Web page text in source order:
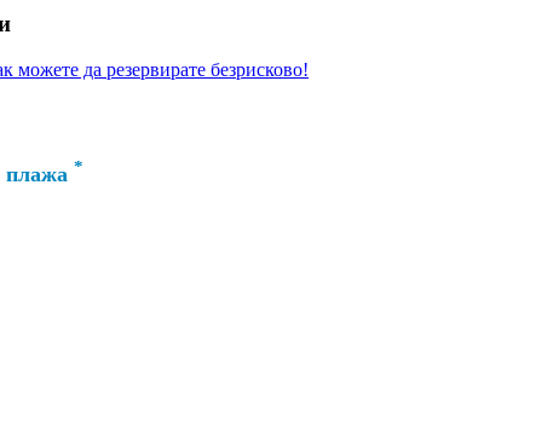
можете да резервирате безрисково!
плажа *